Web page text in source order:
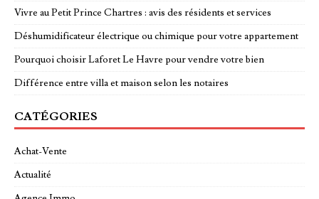
Vivre au Petit Prince Chartres : avis des résidents et services
Déshumidificateur électrique ou chimique pour votre appartement
Pourquoi choisir Laforet Le Havre pour vendre votre bien
Différence entre villa et maison selon les notaires
CATÉGORIES
Achat-Vente
Actualité